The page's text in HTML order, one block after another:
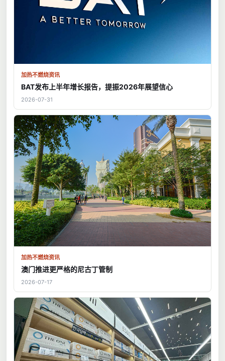
加热不燃烧资讯
BAT发布上半年增长报告，提振2026年展望信心
2026-07-31
加热不燃烧资讯
澳门推进更严格的尼古丁管制
2026-07-17